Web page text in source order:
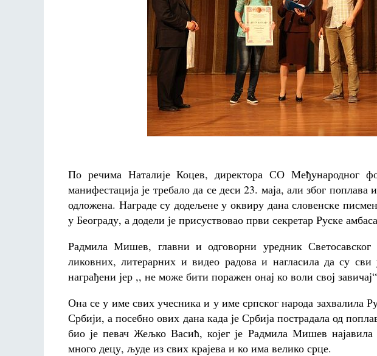
По речима Наталије Коцев, директора СО Међународног
манифестација је требало да се деси 23. маја, али због поплава
одложена. Награде су додељене у оквиру дана словенске
у Београду, а додели је присуствовао први секретар Руске
Радмила Мишев, главни и одговорни уредник Светосавског
ликовних, литерарних и видео радова и нагласила да су
награђени јер ,, не може бити поражен онај ко воли свој
Она се у име свих учесника и у име српског народа захвалила
Србији, а посебно ових дана када је Србија пострадала од
био је певач Жељко Васић, којег је Радмила Мишев најавила
много децу, људе из свих крајева и ко има велико срце.